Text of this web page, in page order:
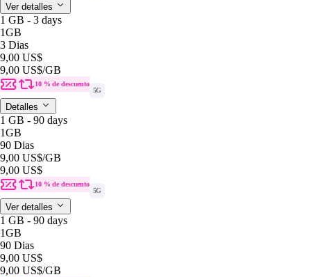
Ver detalles
1 GB - 3 days
1GB
3 Dias
9,00 US$
9,00 US$/GB
10 % de descuento
5G
Detalles
1 GB - 90 days
1GB
90 Dias
9,00 US$/GB
9,00 US$
10 % de descuento
5G
Ver detalles
1 GB - 90 days
1GB
90 Dias
9,00 US$
9,00 US$/GB